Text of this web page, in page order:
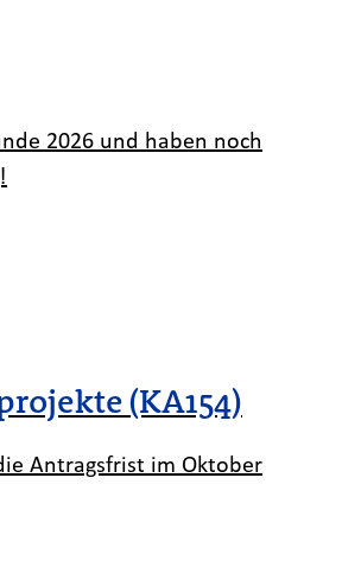
2026 und haben noch
(KA154)
Antragsfrist im Oktober